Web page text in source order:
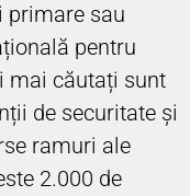
primare sau
pentru
mai căutați sunt
de securitate și
ramuri ale
2.000 de